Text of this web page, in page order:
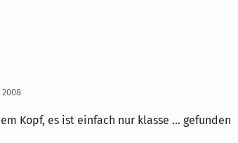
Kopf, es ist einfach nur klasse ... gefunden